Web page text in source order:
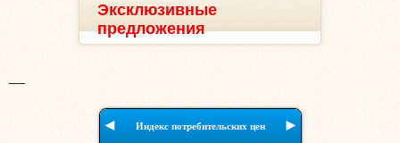
Эксклюзивные
предложения